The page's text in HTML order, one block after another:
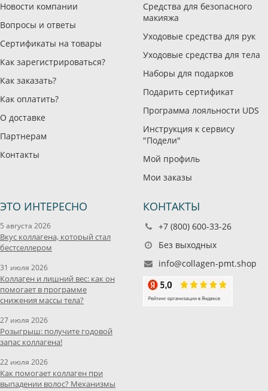
Новости компании
Вопросы и ответы
Сертификаты на товары
Как зарегистрироваться?
Как заказать?
Как оплатить?
О доставке
Партнерам
Контакты
Средства для безопасного
макияжа
Уходовые средства для рук
Уходовые средства для тела
Наборы для подарков
Подарить сертификат
Программа лояльности UDS
Инструкция к сервису
"Подели"
Мой профиль
Мои заказы
ЭТО ИНТЕРЕСНО
5 августа 2026
Вкус коллагена, который стал
бестселлером
31 июля 2026
Коллаген и лишний вес: как он
помогает в программе
снижения массы тела?
27 июля 2026
Розыгрыш: получите годовой
запас коллагена!
22 июля 2026
Как помогает коллаген при
выпадении волос? Механизмы
КОНТАКТЫ
+7 (800) 600-33-26
Без выходных
info@collagen-pmt.shop